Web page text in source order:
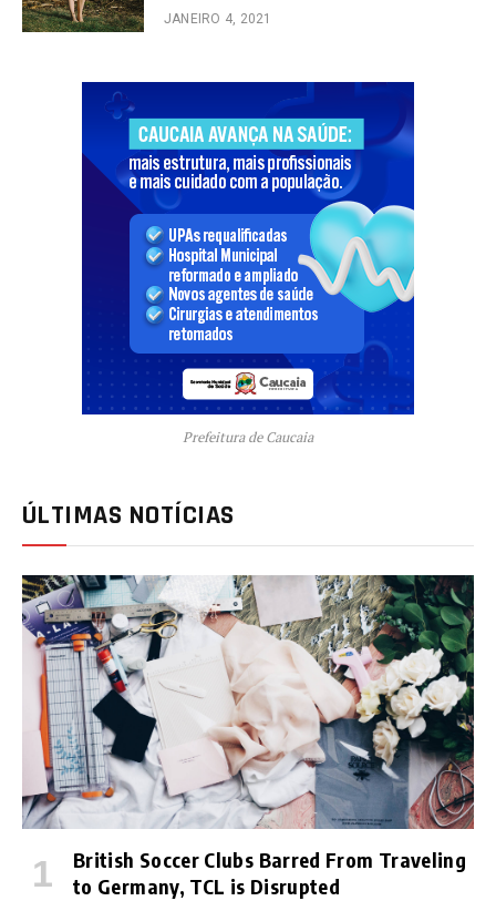
JANEIRO 4, 2021
Prefeitura de Caucaia
ÚLTIMAS NOTÍCIAS
British Soccer Clubs Barred From Traveling
to Germany, TCL is Disrupted